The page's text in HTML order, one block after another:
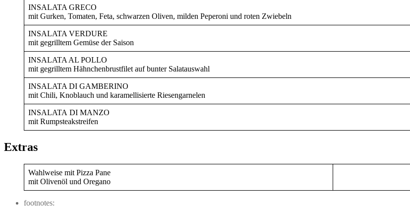
INSALATA GRECO
mit Gurken, Tomaten, Feta, schwarzen Oliven, milden Peperoni und roten Zwiebeln
INSALATA VERDURE
mit gegrilltem Gemüse der Saison
INSALATA AL POLLO
mit gegrilltem Hähnchenbrustfilet auf bunter Salatauswahl
INSALATA DI GAMBERINO
mit Chili, Knoblauch und karamellisierte Riesengarnelen
INSALATA DI MANZO
mit Rumpsteakstreifen
Extras
Wahlweise mit Pizza Pane
mit Olivenöl und Oregano
footnotes: